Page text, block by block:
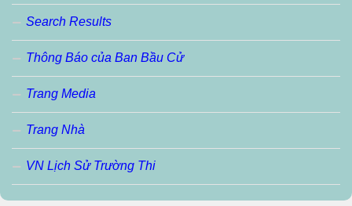
Search Results
Thông Báo của Ban Bầu Cử
Trang Media
Trang Nhà
VN Lịch Sử Trường Thi